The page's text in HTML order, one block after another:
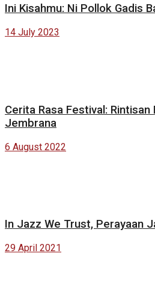
Ini Kisahmu: Ni Pollok Gadis
14 July 2023
Cerita Rasa Festival:
Jembrana
6 August 2022
In Jazz We Trust, Perayaan
29 April 2021